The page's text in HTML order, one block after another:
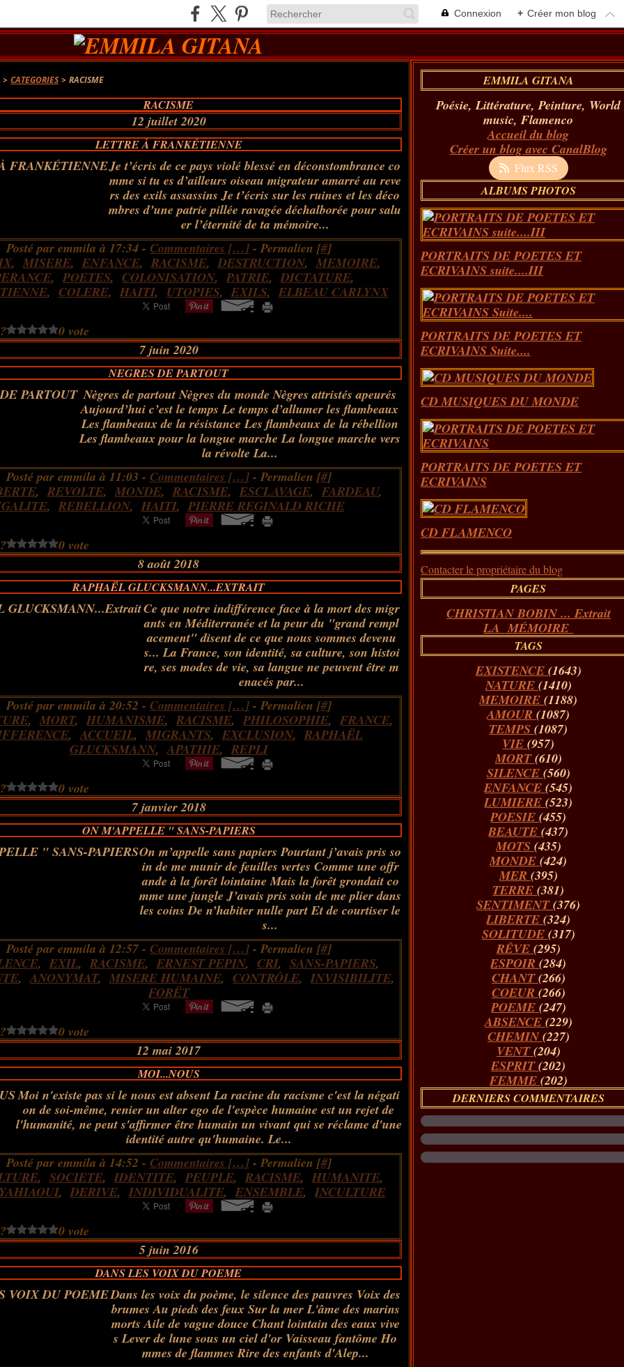
Connexion + Créer mon blog
> CATEGORIES > RACISME
RACISME
12 juillet 2020
LETTRE À FRANKÉTIENNE
Je t’écris de ce pays violé blessé en déconstombrance co
mme si tu es d’ailleurs oiseau migrateur amarré au reve
rs des exils assassins Je t’écris sur les ruines et les déco
mbres d’une patrie pillée ravagée déchalborée pour salu
er l’éternité de ta mémoire...
Posté par emmila à 17:34 - Commentaires […]- Permalien [#]
, MISERE, ENFANCE, RACISME,DESTRUCTION, MEMOIRE,
, POETES, COLONISATION, PATRIE,DICTATURE,
, COLERE, HAITI, UTOPIES, EXILS, ELBEAU CARLYNX
0 vote
7 juin 2020
NEGRES DE PARTOUT
Nègres de partout Nègres du monde Nègres attristés apeurés
Aujourd’hui c’est le temps Le temps d’allumer les flambeaux
Les flambeaux de la résistance Les flambeaux de la rébellion
Les flambeaux pour la longue marche La longue marche vers
la révolte La...
Posté par emmila à 11:03 - Commentaires […]- Permalien [#]
, REVOLTE, MONDE, RACISME, ESCLAVAGE, FARDEAU,
, REBELLION, HAITI, PIERRE REGINALD RICHE
0 vote
8 août 2018
RAPHAËL GLUCKSMANN...EXTRAIT
Ce que notre indifférence face à la mort des migr
ants en Méditerranée et la peur du "grand rempl
acement" disent de ce que nous sommes devenu
s... La France, son identité, sa culture, son histoi
re, ses modes de vie, sa langue ne peuvent être m
enacés par...
Posté par emmila à 20:52 - Commentaires […]- Permalien [#]
, MORT, HUMANISME, RACISME, PHILOSOPHIE, FRANCE,
,ACCUEIL, MIGRANTS, EXCLUSION, RAPHAËL
GLUCKSMANN,APATHIE, REPLI
0 vote
7 janvier 2018
ON M'APPELLE " SANS-PAPIERS
On m’appelle sans papiers Pourtant j’avais pris so
in de me munir de feuilles vertes Comme une offr
ande à la forêt lointaine Mais la forêt grondait co
mme une jungle J’avais pris soin de me plier dans
les coins De n’habiter nulle part Et de courtiser le
s...
Posté par emmila à 12:57 - Commentaires […]- Permalien [#]
, EXIL, RACISME, ERNEST PEPIN, CRI, SANS-PAPIERS,
,ANONYMAT, MISERE HUMAINE, CONTRÔLE,INVISIBILITE,
FORËT
0 vote
12 mai 2017
MOI...NOUS
Moi n'existe pas si le nous est absent La racine du racisme c'est la négati
on de soi-même, renier un alter ego de l'espèce humaine est un rejet de
l'humanité, ne peut s'affirmer être humain un vivant qui se réclame d'une
identité autre qu'humaine. Le...
Posté par emmila à 14:52 - Commentaires […]- Permalien [#]
, SOCIETE,IDENTITE, PEUPLE, RACISME, HUMANITE,
,DERIVE,INDIVIDUALITE, ENSEMBLE,INCULTURE
0 vote
5 juin 2016
DANS LES VOIX DU POEME
Dans les voix du poème, le silence des pauvres Voix des
brumes Au pieds des feux Sur la mer L'âme des marins
morts Aile de vague douce Chant lointain des eaux vive
s Lever de lune sous un ciel d'or Vaisseau fantôme Ho
mmes de flammes Rire des enfants d'Alep...
EMMILA GITANA
Poésie, Littérature, Peinture, World
music, Flamenco
Accueil du blog
Créer un blog avec CanalBlog
Flux RSS
ALBUMS PHOTOS
PORTRAITS DE POETES ET
ECRIVAINS suite....III
PORTRAITS DE POETES ET
ECRIVAINS Suite....
CD MUSIQUES DU MONDE
PORTRAITS DE POETES ET
ECRIVAINS
CD FLAMENCO
Contacter le propriétaire du blog
PAGES
CHRISTIAN BOBIN ... Extrait
LA MÉMOIRE
TAGS
EXISTENCE (1643)
NATURE (1410)
MEMOIRE(1188)
AMOUR(1087)
TEMPS(1087)
VIE(957)
MORT(610)
SILENCE (560)
ENFANCE(545)
LUMIERE(523)
POESIE(455)
BEAUTE(437)
MOTS (435)
MONDE(424)
MER (395)
TERRE(381)
SENTIMENT(376)
LIBERTE(324)
SOLITUDE (317)
RÊVE (295)
ESPOIR(284)
CHANT(266)
COEUR (266)
POEME (247)
ABSENCE (229)
CHEMIN(227)
VENT(204)
ESPRIT(202)
FEMME (202)
DERNIERS COMMENTAIRES